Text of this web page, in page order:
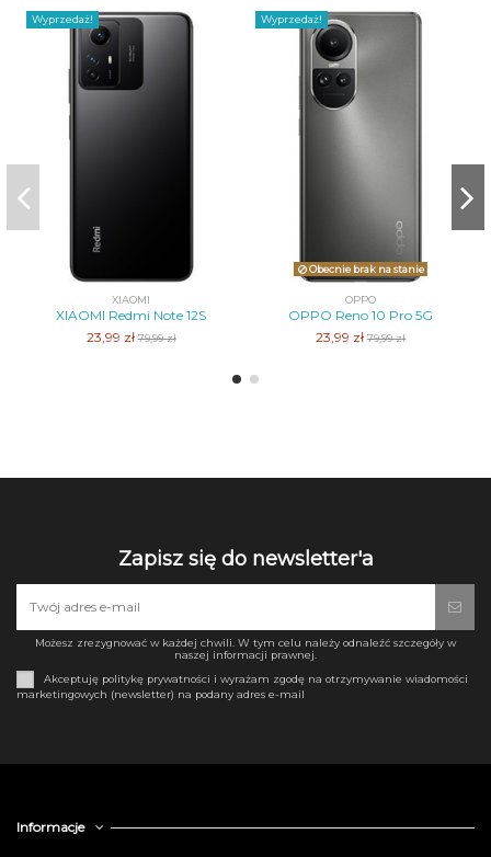
Wyprzedaż!
XIAOMI
XIAOMI Redmi Note 12S
23,99 zł79,99 zł
Wyprzedaż!
Obecnie brak na stanie
OPPO
OPPO Reno 10 Pro 5G
23,99 zł79,99 zł
Zapisz się do newsletter'a
Możesz zrezygnować w każdej chwili. W tym celu należy odnaleźć szczegóły w
naszej informacji prawnej.
Akceptuję politykę prywatności i wyrażam zgodę na otrzymywanie wiadomości
marketingowych (newsletter) na podany adres e-mail
Informacje